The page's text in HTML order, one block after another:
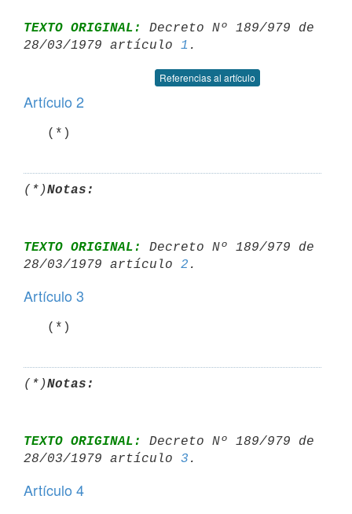
TEXTO ORIGINAL:
Decreto Nº 189/979 de
28/03/1979 artículo 1
Referencias al artículo
Artículo 2
   (*)
(*)Notas:
TEXTO ORIGINAL:
Decreto Nº 189/979 de
28/03/1979 artículo 2
Artículo 3
   (*)
(*)Notas:
TEXTO ORIGINAL:
Decreto Nº 189/979 de
28/03/1979 artículo 3
Artículo 4